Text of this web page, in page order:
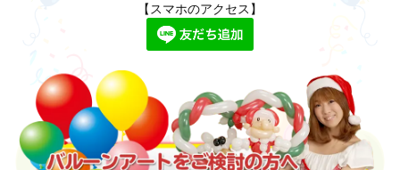
【スマホのアクセス】